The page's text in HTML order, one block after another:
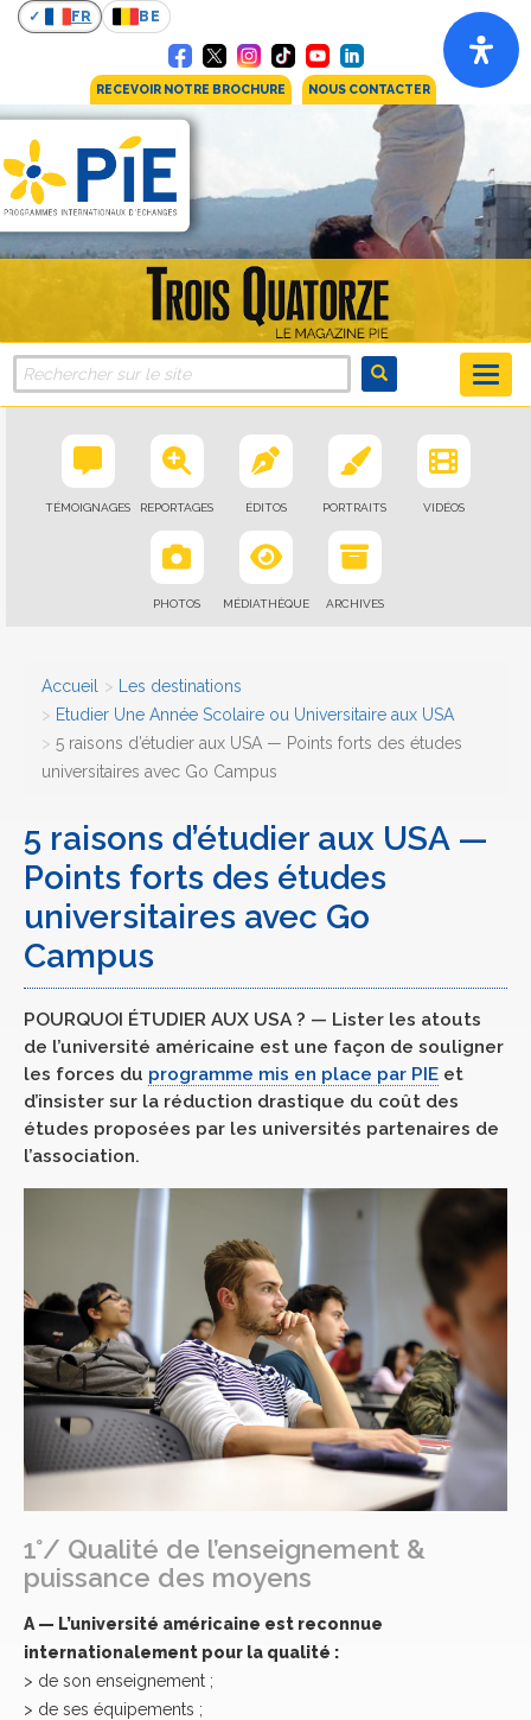
FR BE
RECEVOIR NOTRE BROCHURE NOUS CONTACTER
TÉMOIGNAGES REPORTAGES ÉDITOS PORTRAITS VIDÉOS
PHOTOS MÉDIATHÈQUE ARCHIVES
Accueil
Les destinations
Etudier Une Année Scolaire ou Universitaire aux USA
5 raisons d’étudier aux USA — Points forts des études
universitaires avec Go Campus
5 raisons d’étudier aux USA —
Points forts des études
universitaires avec Go
Campus
POURQUOI ÉTUDIER AUX USA ? — Lister les atouts
de l’université américaine est une façon de souligner
les forces du programme mis en place par PIE et
d’insister sur la réduction drastique du coût des
études proposées par les universités partenaires de
l’association.
1°/ Qualité de l’enseignement &
puissance des moyens
A — L’université américaine est reconnue
internationalement pour la qualité :
> de son enseignement ;
> de ses équipements ;